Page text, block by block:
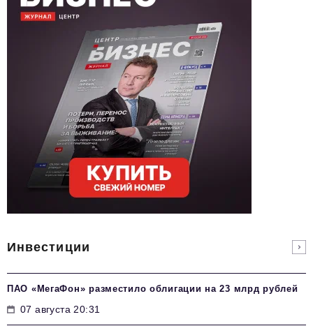
Инвестиции
ПАО «МегаФон» разместило облигации на 23 млрд рублей
07 августа 20:31